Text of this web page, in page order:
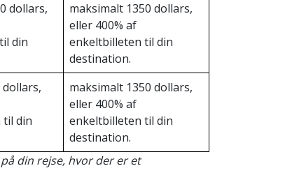
dollars,
din
maksimalt 1350 dollars,
eller 400% af
enkeltbilleten til din
destination.
din
maksimalt 1350 dollars,
eller 400% af
enkeltbilleten til din
destination.
din rejse, hvor der er et